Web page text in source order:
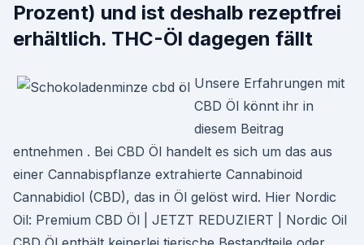
Prozent) und ist deshalb rezeptfrei
erhältlich. THC-Öl dagegen fällt
Unsere Erfahrungen mit
CBD Öl könnt ihr in
diesem Beitrag
entnehmen . Bei CBD Öl handelt es sich um das aus
einer Cannabispflanze extrahierte Cannabinoid
Cannabidiol (CBD), das in Öl gelöst wird. Hier Nordic
Oil: Premium CBD Öl | JETZT REDUZIERT | Nordic Oil